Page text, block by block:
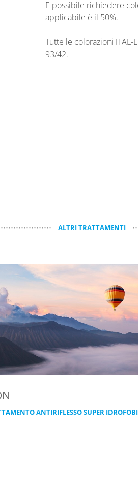
E possibile richiedere
applicabile è il 50%.
Tutte le colorazioni ITAL-
93/42.
ALTRI TRATTAMENTI
ANTIRIFLESSO SUPER